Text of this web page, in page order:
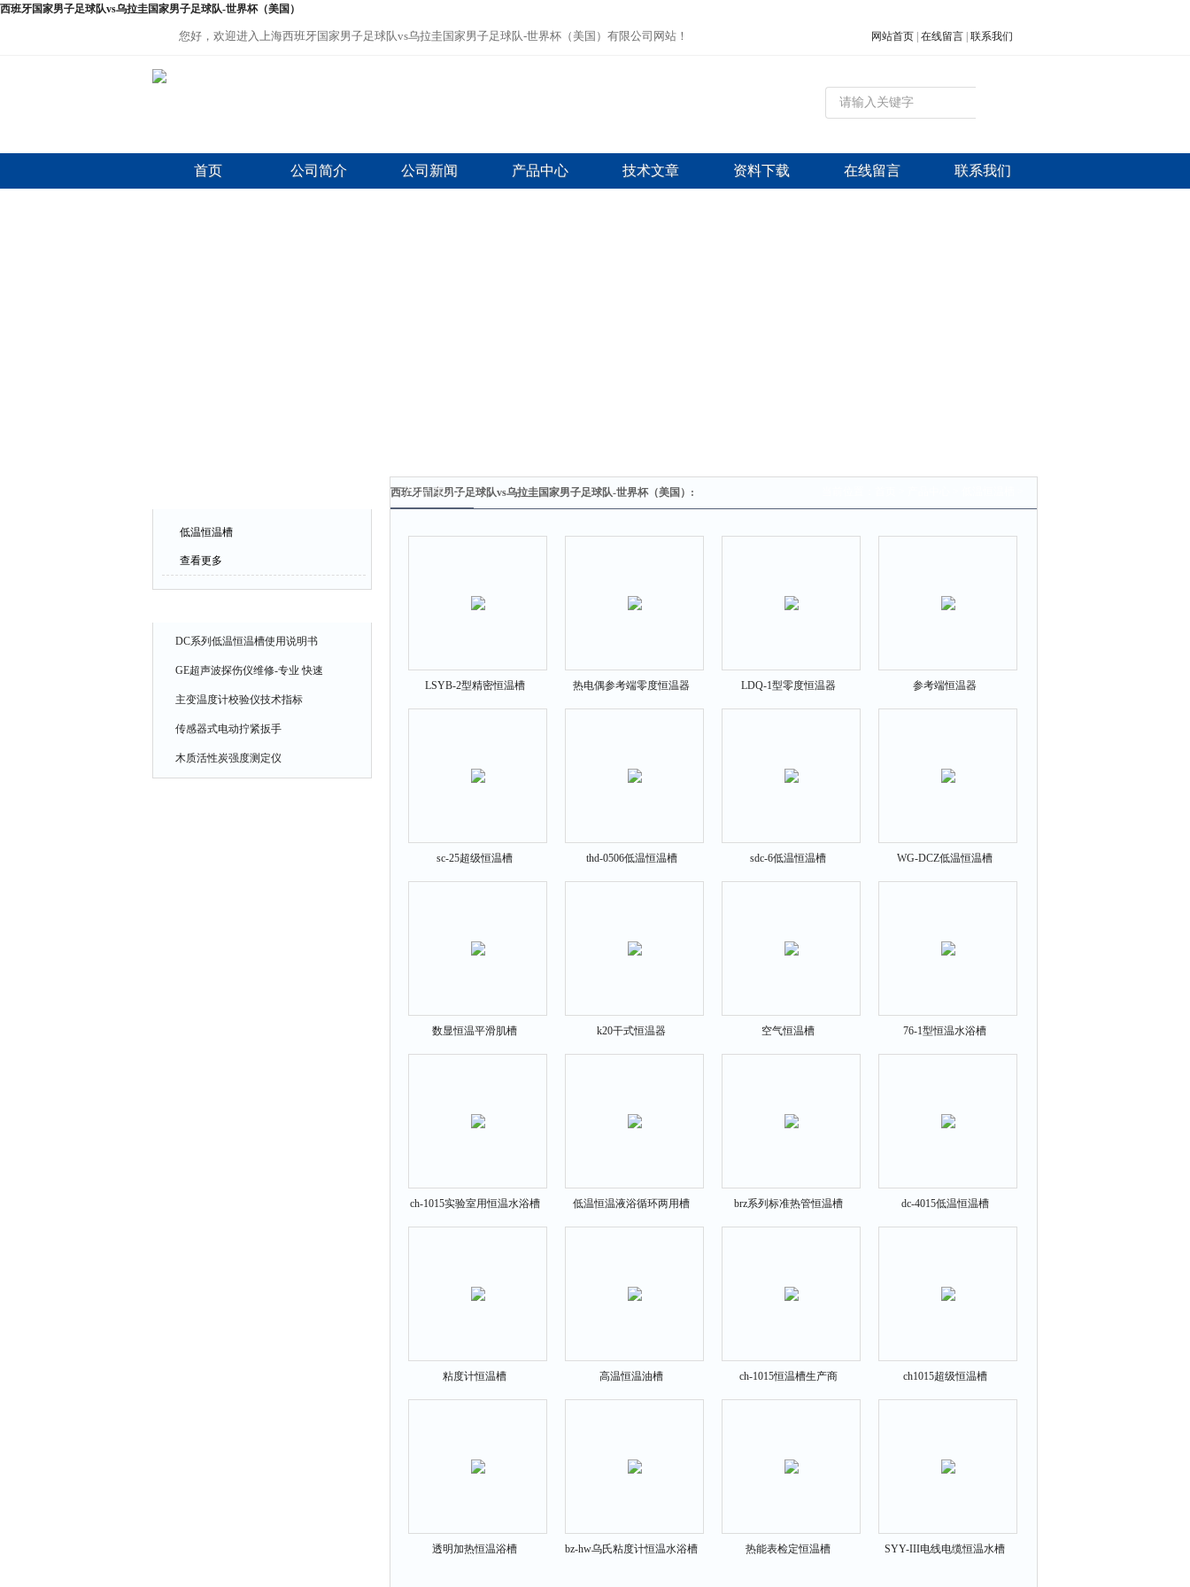
西班牙国家男子足球队vs乌拉圭国家男子足球队-世界杯（美国）
您好，欢迎进入上海西班牙国家男子足球队vs乌拉圭国家男子足球队-世界杯（美国）有限公司网站！ 网站首页 在线留言 联系我们
首页 公司简介 公司新闻 产品中心 技术文章 资料下载 在线留言 联系我们
低温恒温槽
查看更多
DC系列低温恒温槽使用说明书
GE超声波探伤仪维修-专业 快速
主变温度计校验仪技术指标
传感器式电动拧紧扳手
木质活性炭强度测定仪
西班牙国家男子足球队vs乌拉圭国家男子足球队-世界杯（美国）:
产品中心
LSYB-2型精密恒温槽 热电偶参考端零度恒温器 LDQ-1型零度恒温器 参考端恒温器
sc-25超级恒温槽 thd-0506低温恒温槽 sdc-6低温恒温槽 WG-DCZ低温恒温槽
数显恒温平滑肌槽 k20干式恒温器 空气恒温槽 76-1型恒温水浴槽
ch-1015实验室用恒温水浴槽 低温恒温液浴循环两用槽 brz系列标准热管恒温槽 dc-4015低温恒温槽
粘度计恒温槽 高温恒温油槽 ch-1015恒温槽生产商 ch1015超级恒温槽
透明加热恒温浴槽 bz-hw乌氏粘度计恒温水浴槽 热能表检定恒温槽 SYY-III电线电缆恒温水槽